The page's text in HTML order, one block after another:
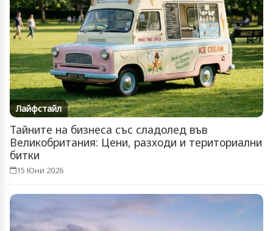
Лайфстайл
Тайните на бизнеса със сладолед във
Великобритания: Цени, разходи и териториални
битки
15 Юни 2026